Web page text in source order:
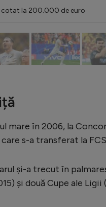
cotat la 200.000 de euro
mare în 2006, la
s-a transferat la
și-a trecut în
și două Cupe ale Ligii